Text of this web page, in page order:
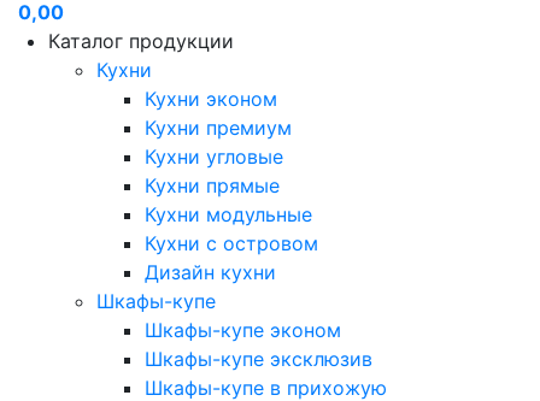
0,00
Каталог продукции
Кухни
Кухни эконом
Кухни премиум
Кухни угловые
Кухни прямые
Кухни модульные
Кухни с островом
Дизайн кухни
Шкафы-купе
Шкафы-купе эконом
Шкафы-купе эксклюзив
Шкафы-купе в прихожую